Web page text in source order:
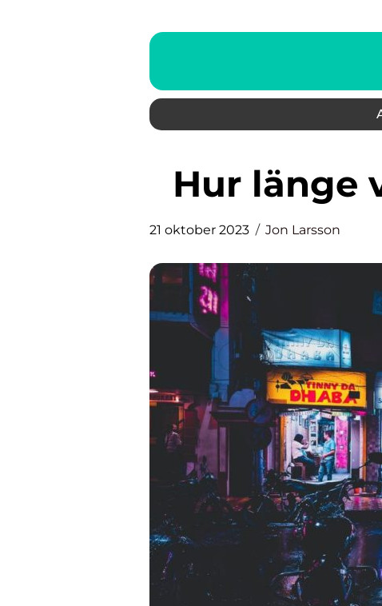
Hur
21 oktober 2023 Jon Larsson